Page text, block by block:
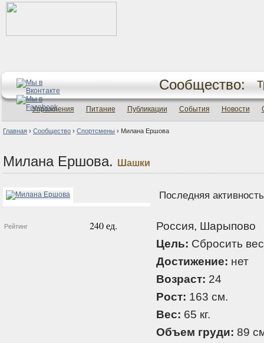
Сообщество:
Упражнения Питание Публикации События Новости
Главная › Сообщество › Спортсмены › Милана Ершова
Милана Ершова. Шашки
Рейтинг 240 ед.
Последняя
Россия, Шарыпово
Цель: Сбросить вес
Достижение: нет
Возраст: 24
Рост: 163 см.
Вес: 65 кг.
Объем груди: 89